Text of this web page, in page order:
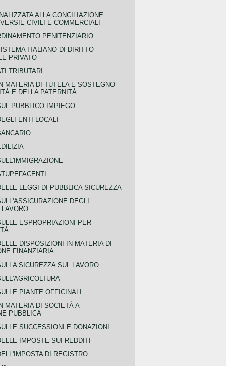
ALLA CONCILIAZIONE
CIVILI E COMMERCIALI
PENITENZIARIO
ITALIANO DI DIRITTO
PRIVATO
TRIBUTARI
MATERIA DI TUTELA E SOSTEGNO
E DELLA PATERNITÀ
PUBBLICO IMPIEGO
ENTI LOCALI
LEGGI DI PUBBLICA SICUREZZA
DEGLI
LAVORO
ESPROPRIAZIONI PER
DISPOSIZIONI IN MATERIA DI
FINANZIARIA
SICUREZZA SUL LAVORO
PIANTE OFFICINALI
MATERIA DI SOCIETÀ A
PUBBLICA
SUCCESSIONI E DONAZIONI
IMPOSTE SUI REDDITI
DI REGISTRO